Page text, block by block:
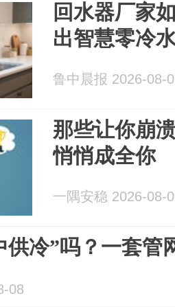
回水器厂家
出智慧零冷
鲁中晨报 2026-08-
那些让你崩
悄悄成全你
一隅安稳 2026-08-
供冷”吗？一套管
08